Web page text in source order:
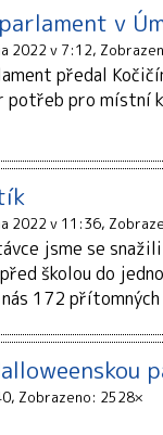
v
2022 v 7:12
předal
potřeb pro místní
2022 v 11:36
jsme se
školou do
172
Zobrazeno: 2528×